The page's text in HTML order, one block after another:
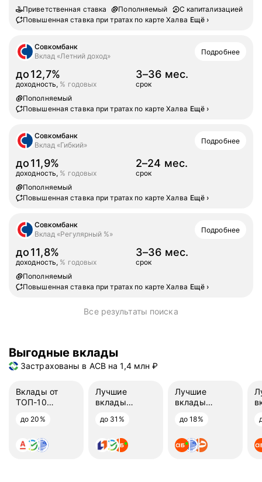
Приветственная ставка
Пополняемый
С капитализацией
Повышенная ставка при тратах по карте Халва Ещё ›
Совкомбанк
Вклад «Летний доход»
Подробнее
до12,7%
доходность, % годовых
3–36 мес.
срок
Пополняемый
Повышенная ставка при тратах по карте Халва Ещё ›
Совкомбанк
Вклад «Гибкий»
Подробнее
до11,9%
доходность, % годовых
2–24 мес.
срок
Пополняемый
Повышенная ставка при тратах по карте Халва Ещё ›
Совкомбанк
Вклад «Регулярный %»
Подробнее
до11,8%
доходность, % годовых
3–36 мес.
срок
Пополняемый
Повышенная ставка при тратах по карте Халва Ещё ›
Все результаты поиска
Выгодные вклады
Застрахованы в АСВ на 1,4 млн ₽
Вклады от
ТОП-10
до 20%
Лучшие
вклады
до 31%
Лучшие
вклады
до 18%